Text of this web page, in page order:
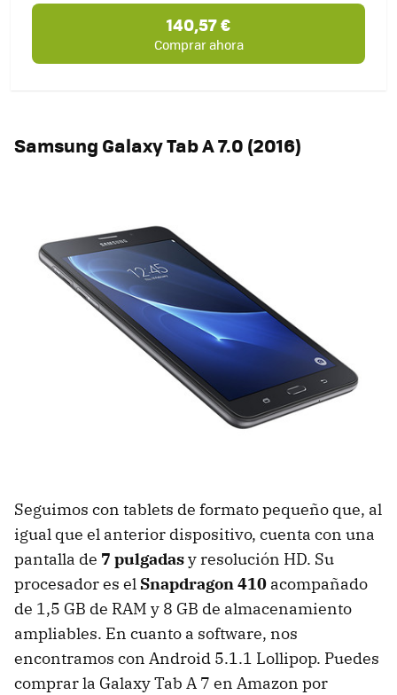
140,57 €
Comprar ahora
Samsung Galaxy Tab A 7.0 (2016)
Seguimos con tablets de formato pequeño que, al
igual que el anterior dispositivo, cuenta con una
pantalla de 7 pulgadasy resolución HD. Su
procesador es el Snapdragon 410 acompañado
de 1,5 GB de RAM y 8 GB de almacenamiento
ampliables. En cuanto a software, nos
encontramos con Android 5.1.1 Lollipop. Puedes
comprar la Galaxy Tab A 7 en Amazon por